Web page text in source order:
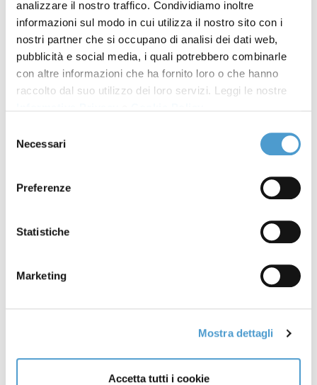
analizzare il nostro traffico. Condividiamo inoltre
informazioni sul modo in cui utilizza il nostro sito con i
nostri partner che si occupano di analisi dei dati web,
pubblicità e social media, i quali potrebbero combinarle
con altre informazioni che ha fornito loro o che hanno
raccolto dal suo utilizzo dei loro servizi. Leggi le nostre
delNecessari
Preferenze
Statistiche
Marketing
Mostra dettagli
Accetta tutti i cookie
“meritevole”
Ripartenza 16 Giugno 2023
Chi può avere accesso alle
procedure di risoluzione della
15 Giugno 2023
Fideiussioni illegittime.
15 Giugno 2023
14 Giugno 2023
Consulenza sul debito:
13 Giugno 2023
fideiussioni nulle o con